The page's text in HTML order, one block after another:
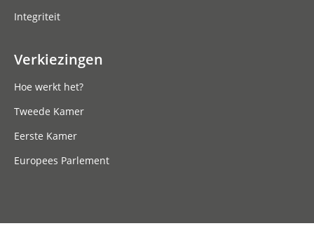
Integriteit
Verkiezingen
Hoe werkt het?
Tweede Kamer
Eerste Kamer
Europees Parlement